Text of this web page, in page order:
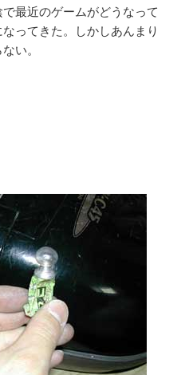
最近のゲームがどうなって
ってきた。しかしあんまり
い。